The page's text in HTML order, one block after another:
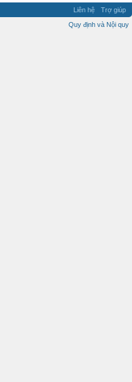
Liên hệ
Trợ giúp
Quy định và Nội quy